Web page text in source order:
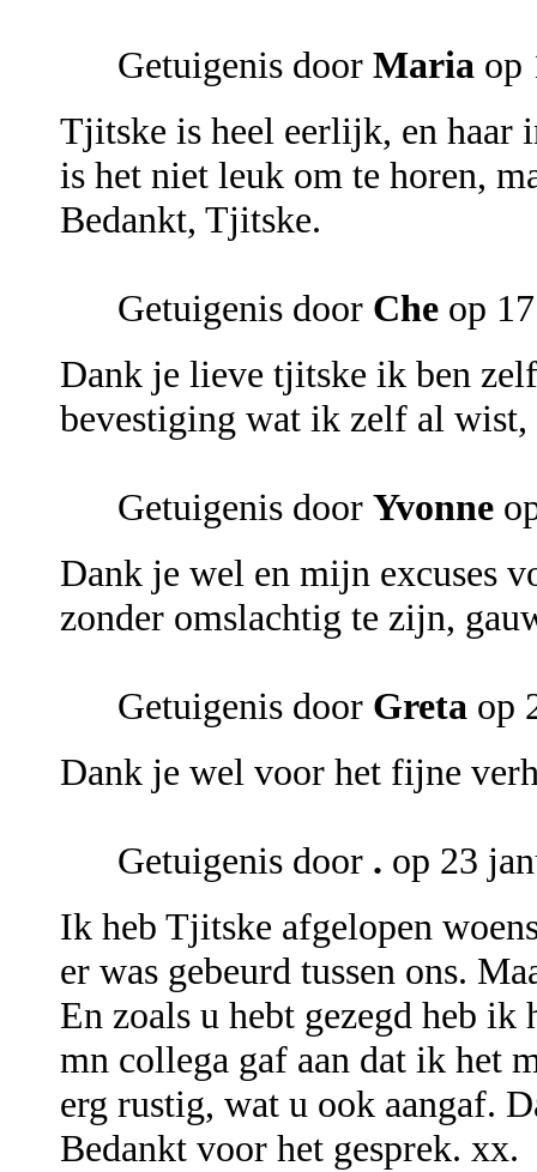
Getuigenis door Maria op
Tjitske is heel eerlijk, en haar
is het niet leuk om te horen,
Bedankt, Tjitske.
Getuigenis door Che op
Dank je lieve tjitske ik ben
bevestiging wat ik zelf al
Getuigenis door Yvonne
Dank je wel en mijn excuses
zonder omslachtig te zijn,
Getuigenis door Greta op
Dank je wel voor het fijne
Getuigenis door . op 23
Ik heb Tjitske afgelopen
er was gebeurd tussen ons.
En zoals u hebt gezegd heb ik
mn collega gaf aan dat ik het
erg rustig, wat u ook aangaf.
Bedankt voor het gesprek. xx.